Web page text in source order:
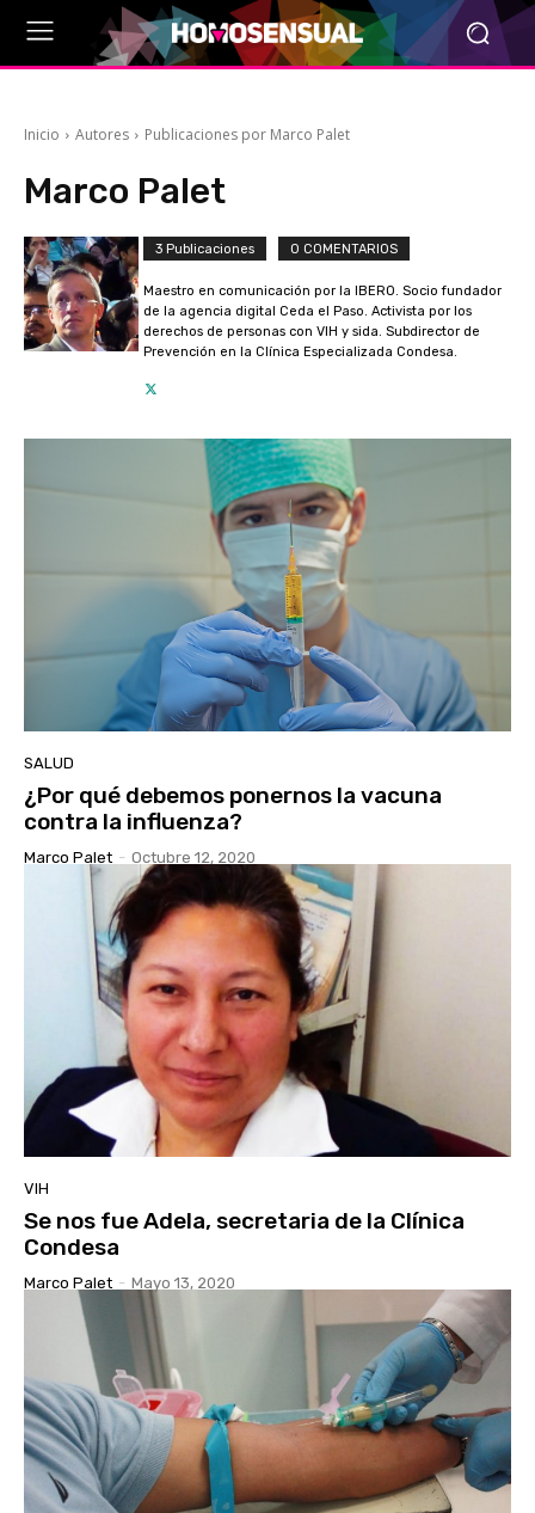
Inicio Autores Publicaciones por Marco Palet
Marco Palet
3 Publicaciones 0 COMENTARIOS
Maestro en comunicación por la IBERO. Socio fundador
de la agencia digital Ceda el Paso. Activista por los
derechos de personas con VIH y sida. Subdirector de
Prevención en la Clínica Especializada Condesa.
SALUD
¿Por qué debemos ponernos la vacuna
contra la influenza?
Marco Palet - Octubre 12, 2020
VIH
Se nos fue Adela, secretaria de la Clínica
Condesa
Marco Palet - Mayo 13, 2020